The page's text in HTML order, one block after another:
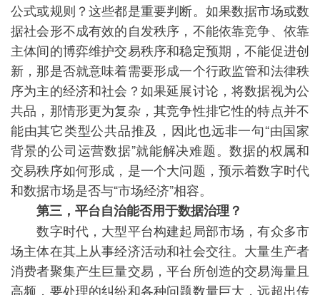
公式或规则？这些都是重要判断。如果数据市场或数
据社会形不成有效的自发秩序，不能依靠竞争、依靠
主体间的博弈维护交易秩序和稳定预期，不能促进创
新，那是否就意味着需要形成一个行政监管和法律秩
序为主的经济和社会？如果延展讨论，将数据视为公
共品，那情形更为复杂，其竞争性排它性的特点并不
能由其它类型公共品推及，因此也远非一句“由国家
背景的公司运营数据”就能解决难题。数据的权属和
交易秩序如何形成，是一个大问题，预示着数字时代
和数据市场是否与“市场经济”相容。
第三，平台自治能否用于数据治理？
数字时代，大型平台构建起局部市场，有众多市
场主体在其上从事经济活动和社会交往。大量生产者
消费者聚集产生巨量交易，平台所创造的交易海量且
高频，要处理的纠纷和各种问题数量巨大，远超出传